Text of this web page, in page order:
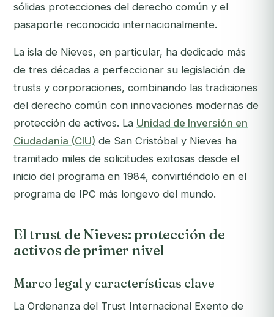
sólidas protecciones del derecho común y el
pasaporte reconocido internacionalmente.
La isla de Nieves, en particular, ha dedicado más
de tres décadas a perfeccionar su legislación de
trusts y corporaciones, combinando las tradiciones
del derecho común con innovaciones modernas de
protección de activos. La Unidad de Inversión en
Ciudadanía (CIU) de San Cristóbal y Nieves ha
tramitado miles de solicitudes exitosas desde el
inicio del programa en 1984, convirtiéndolo en el
programa de IPC más longevo del mundo.
El trust de Nieves: protección de
activos de primer nivel
Marco legal y características clave
La Ordenanza del Trust Internacional Exento de